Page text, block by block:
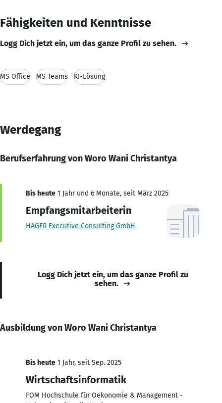
Fähigkeiten und Kenntnisse
Logg Dich jetzt ein, um das ganze Profil zu sehen.
MS Office MS Teams KI-Lösung
Werdegang
Berufserfahrung von Woro Wani Christantya
Bis heute 1 Jahr und 6 Monate, seit März 2025
Empfangsmitarbeiterin
HAGER Executive Consulting GmbH
Logg Dich jetzt ein, um das ganze Profil zu
sehen.
Ausbildung von Woro Wani Christantya
Bis heute 1 Jahr, seit Sep. 2025
Wirtschaftsinformatik
FOM Hochschule für Oekonomie & Management -